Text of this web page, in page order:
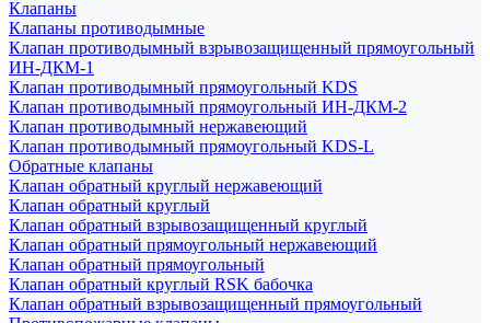
Клапаны
Клапаны противодымные
Клапан противодымный взрывозащищенный прямоугольный
ИН-ДКМ-1
Клапан противодымный прямоугольный KDS
Клапан противодымный прямоугольный ИН-ДКМ-2
Клапан противодымный нержавеющий
Клапан противодымный прямоугольный KDS-L
Обратные клапаны
Клапан обратный круглый нержавеющий
Клапан обратный круглый
Клапан обратный взрывозащищенный круглый
Клапан обратный прямоугольный нержавеющий
Клапан обратный прямоугольный
Клапан обратный круглый RSK бабочка
Клапан обратный взрывозащищенный прямоугольный